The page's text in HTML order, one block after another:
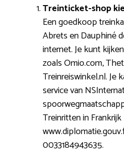
Treinticket-shop
Een goedkoop
Abrets en Dauphiné
internet. Je kunt
zoals Omio.com,
Treinreiswinkel.nl. Je
service van
Treinritten in
0033184943635.